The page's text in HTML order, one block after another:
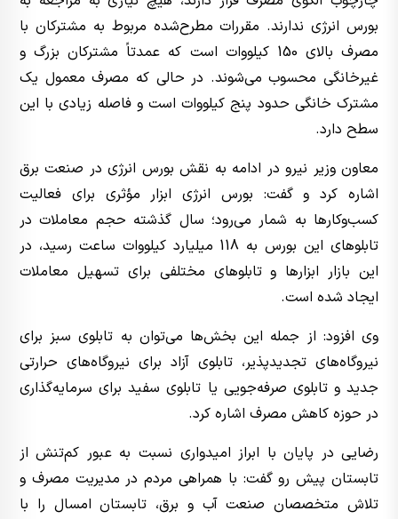
بورس انرژی ندارند. مقررات مطرح‌شده مربوط به مشترکان با
مصرف بالای 150 کیلووات است که عمدتاً مشترکان بزرگ و
غیرخانگی محسوب می‌شوند. در حالی که مصرف معمول یک
مشترک خانگی حدود پنج کیلووات است و فاصله زیادی با این
سطح دارد.
معاون وزیر نیرو در ادامه به نقش بورس انرژی در صنعت برق
اشاره کرد و گفت: بورس انرژی ابزار مؤثری برای فعالیت
کسب‌وکارها به شمار می‌رود؛ سال گذشته حجم معاملات در
تابلوهای این بورس به 118 میلیارد کیلووات ساعت رسید، در
این بازار ابزارها و تابلوهای مختلفی برای تسهیل معاملات
ایجاد شده است.
وی افزود: از جمله این بخش‌ها می‌توان به تابلوی سبز برای
نیروگاه‌های تجدیدپذیر، تابلوی آزاد برای نیروگاه‌های حرارتی
جدید و تابلوی صرفه‌جویی یا تابلوی سفید برای سرمایه‌گذاری
در حوزه کاهش مصرف اشاره کرد.
رضایی در پایان با ابراز امیدواری نسبت به عبور کم‌تنش از
تابستان پیش رو گفت: با همراهی مردم در مدیریت مصرف و
تلاش متخصصان صنعت آب و برق، تابستان امسال را با